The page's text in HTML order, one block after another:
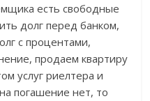
есть свободные
долг перед банком,
с процентами,
продаем квартиру
услуг риелтера и
погашение нет, то